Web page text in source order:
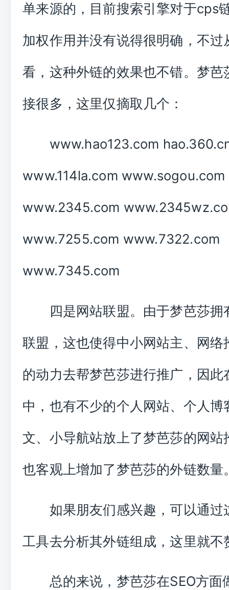
单来源的，目前搜索引擎对于cps
加权作用并没有说得很明确，不过
看，这种外链的效果也不错。梦芭
接很多，这里仅摘取几个：
www.hao123.com
www.114la.com www.sogou.com
www.2345.com
www.7255.com www.7322.com
www.7345.com
四是网站联盟。由于梦芭莎拥
联盟，这也使得中小网站主、网络
的动力去帮梦芭莎进行推广，因此
中，也有不少的个人网站、个人博
文、小导航站放上了梦芭莎的网站
也客观上增加了梦芭莎的外链数量
如果朋友们感兴趣，可以通过
工具去分析其外链组成，这里就不
总的来说，梦芭莎在SEO方面